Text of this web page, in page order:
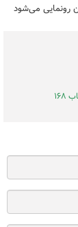
رونمایی می‌شود
۱۶۸